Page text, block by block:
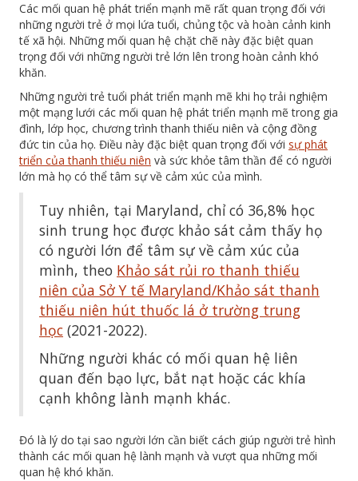
Các mối quan hệ phát triển mạnh mẽ rất quan trọng đối với
những người trẻ ở mọi lứa tuổi, chủng tộc và hoàn cảnh kinh
tế xã hội. Những mối quan hệ chặt chẽ này đặc biệt quan
trọng đối với những người trẻ lớn lên trong hoàn cảnh khó
khăn.
Những người trẻ tuổi phát triển mạnh mẽ khi họ trải nghiệm
một mạng lưới các mối quan hệ phát triển mạnh mẽ trong gia
đình, lớp học, chương trình thanh thiếu niên và cộng đồng
đức tin của họ. Điều này đặc biệt quan trọng đối với sự phát
triển của thanh thiếu niên và sức khỏe tâm thần để có người
lớn mà họ có thể tâm sự về cảm xúc của mình.
Tuy nhiên, tại Maryland, chỉ có 36,8% học
sinh trung học được khảo sát cảm thấy họ
có người lớn để tâm sự về cảm xúc của
mình, theo Khảo sát rủi ro thanh thiếu
niên của Sở Y tế Maryland/Khảo sát thanh
thiếu niên hút thuốc lá ở trường trung
học (2021-2022).
Những người khác có mối quan hệ liên
quan đến bạo lực, bắt nạt hoặc các khía
cạnh không lành mạnh khác.
Đó là lý do tại sao người lớn cần biết cách giúp người trẻ hình
thành các mối quan hệ lành mạnh và vượt qua những mối
quan hệ khó khăn.